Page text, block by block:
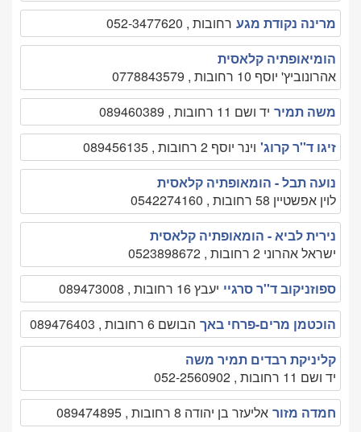
מרינה נקודת מגע רחובות , 052-3477620
הומיאופתיה קלאסית
אהרונוביץ' יוסף 10 רחובות , 0778843579
משה תמיר יד ושם 11 רחובות , 089460389
זיגו ד''ר קרוג' וינר יוסף 2 רחובות , 089456135
נועה תבל - הומאופתיה קלאסית
לוין אפשטיין 58 רחובות , 0542274160
נירית לביא - הומאופתיה קלאסית
ישראל אהרוני 2 רחובות , 0523898672
ספוזניקוב ד''ר סרגיי יעבץ 16 רחובות , 089473008
הוכטמן מרים-פרחי באך הבושם 6 רחובות , 089476403
קליניקת רבדים תמיר משה
יד ושם 11 רחובות , 052-2560902
חמדה מזור אליעזר בן יהודה 8 רחובות , 089474895